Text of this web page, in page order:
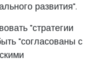
развития".
"стратегии
"согласованы с